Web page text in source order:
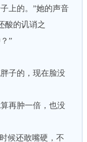
上的。”她的声音
酸的讥诮之
”
子的，现在脸没
再肿一倍，也没
候还敢嘴硬，不